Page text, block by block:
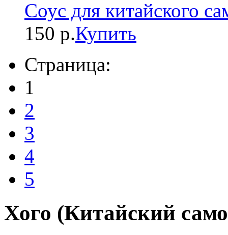
Соус для китайского
150 р.Купить
Страница:
1
2
3
4
5
Хого (Китайский